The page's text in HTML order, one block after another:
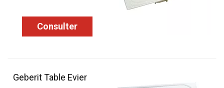
Consulter
Geberit Table Evier